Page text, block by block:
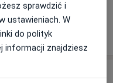
i cierpliwą,
W pracy stawiam
gwarantuje
sprawdzić i
ustawieniach. W
do polityk
informacji znajdziesz